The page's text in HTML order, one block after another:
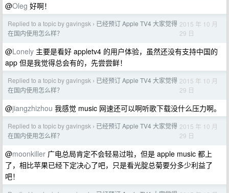
@Oleg 好啊！
Replied to a topic by gavingsk › 已经预订 Apple TV4 大家觉得
在国内使用怎么样？
2015 年 10 月
29 日
@Lonely 主要是看好 appletv4 的用户体验，虽然还没有支持中国的
app 但是我觉得总会有的，先尝尝鲜！
Replied to a topic by gavingsk › 已经预订 Apple TV4 大家觉得
在国内使用怎么样？
2015 年 10 月
29 日
@jiangzhizhou 我感觉 music 网速还可以啊听歌下载没什么压力啊。
Replied to a topic by gavingsk › 已经预订 Apple TV4 大家觉得
在国内使用怎么样？
2015 年 10 月
29 日
@moonkiller 广电总局肯定不会轻易过啦，但是 apple music 都上
了，相比苹果已经下定决心了吧，只是看光腚总菊要分多少利益了
吧！